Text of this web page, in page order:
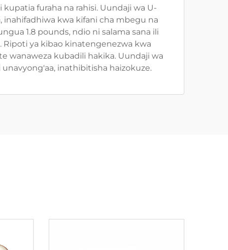
furaha na rahisi. Uundaji wa U-
inahifadhiwa kwa kifani cha mbegu na
1.8 pounds, ndio ni salama sana ili
Ripoti ya kibao kinatengenezwa kwa
wanaweza kubadili hakika. Uundaji wa
inathibitisha haizokuze.